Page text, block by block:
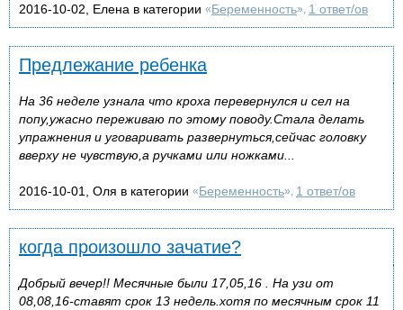
2016-10-02, Елена в категории «Беременность», 1 ответ/ов
Предлежание ребенка
На 36 неделе узнала что кроха перевернулся и сел на
попу,ужасно переживаю по этому поводу.Стала делать
упражнения и уговаривать развернуться,сейчас головку
вверху не чувствую,а ручками или ножками...
2016-10-01, Оля в категории «Беременность», 1 ответ/ов
когда произошло зачатие?
Добрый вечер!! Месячные были 17,05,16 . На узи от
08,08,16-ставят срок 13 недель.хотя по месячным срок 11